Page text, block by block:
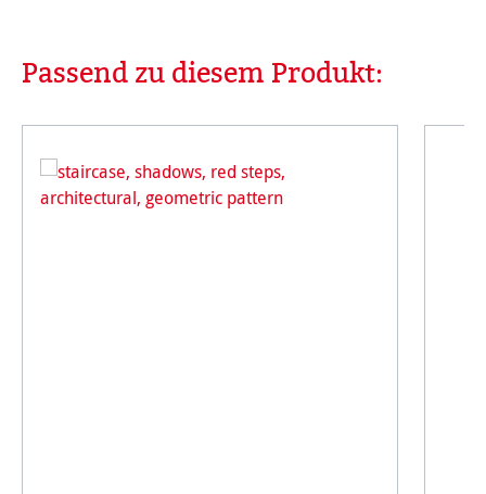
Produktgalerie überspringen
Passend zu diesem Produkt: